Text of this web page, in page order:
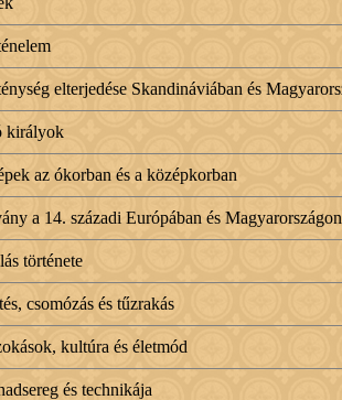
elterjedése Skandináviában és
királyok
az ókorban és a középkorban
a 14. századi Európában és Magyarországon
története
csomózás és tűzrakás
kultúra és életmód
és technikája